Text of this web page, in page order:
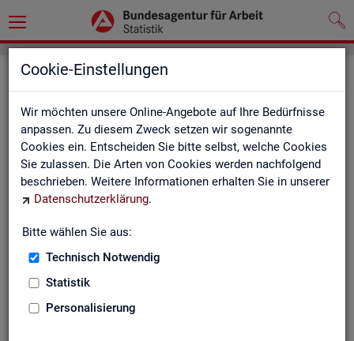
Cookie-Einstellungen
Wir möchten unsere Online-Angebote auf Ihre Bedürfnisse
anpassen. Zu diesem Zweck setzen wir sogenannte
Cookies ein. Entscheiden Sie bitte selbst, welche Cookies
Sie zulassen. Die Arten von Cookies werden nachfolgend
beschrieben. Weitere Informationen erhalten Sie in unserer
Datenschutzerklärung.
Bitte wählen Sie aus:
Technisch Notwendig
Statistik
Personalisierung
Seite emp­feh­len
Fel­der mit einem * sind Pflicht­fel­der und müs­sen aus­ge­füllt
wer­den
Ihre An­ga­ben
Empfänger*